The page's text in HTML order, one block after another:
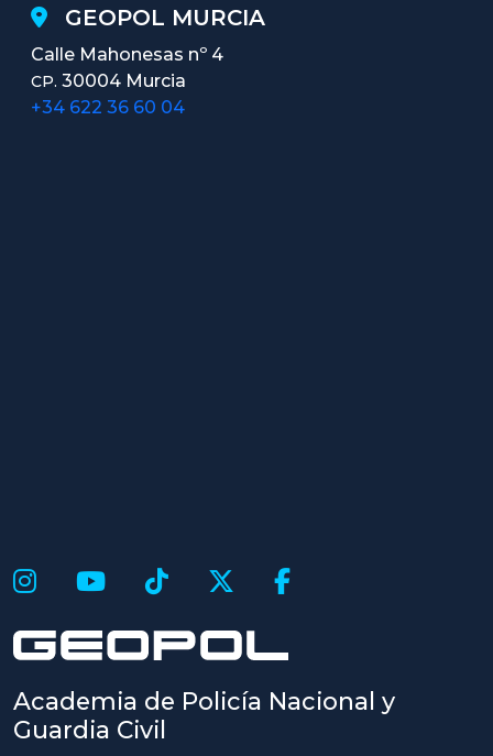
GEOPOL MURCIA
Calle Mahonesas nº 4
CP. 30004 Murcia
+34 622 36 60 04
Academia de Policía Nacional y
Guardia Civil